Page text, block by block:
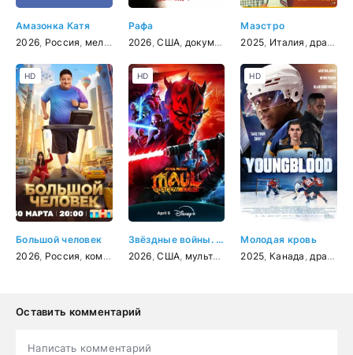
Амазонка Катя
2026 Россия мелодрама
Рафа
2026 ,США документальный ,биография,
Маэстро
2025 Италия драма
Большой человек
2026 Россия комедия
HD
Звёздные войны. Дарт Мол: Повелитель теней
2026 ,США мультфильм ,фантастика боевик
HD
Молодая кровь
2025 Канада драма
HD
Оставить комментарий
Написать комментарий